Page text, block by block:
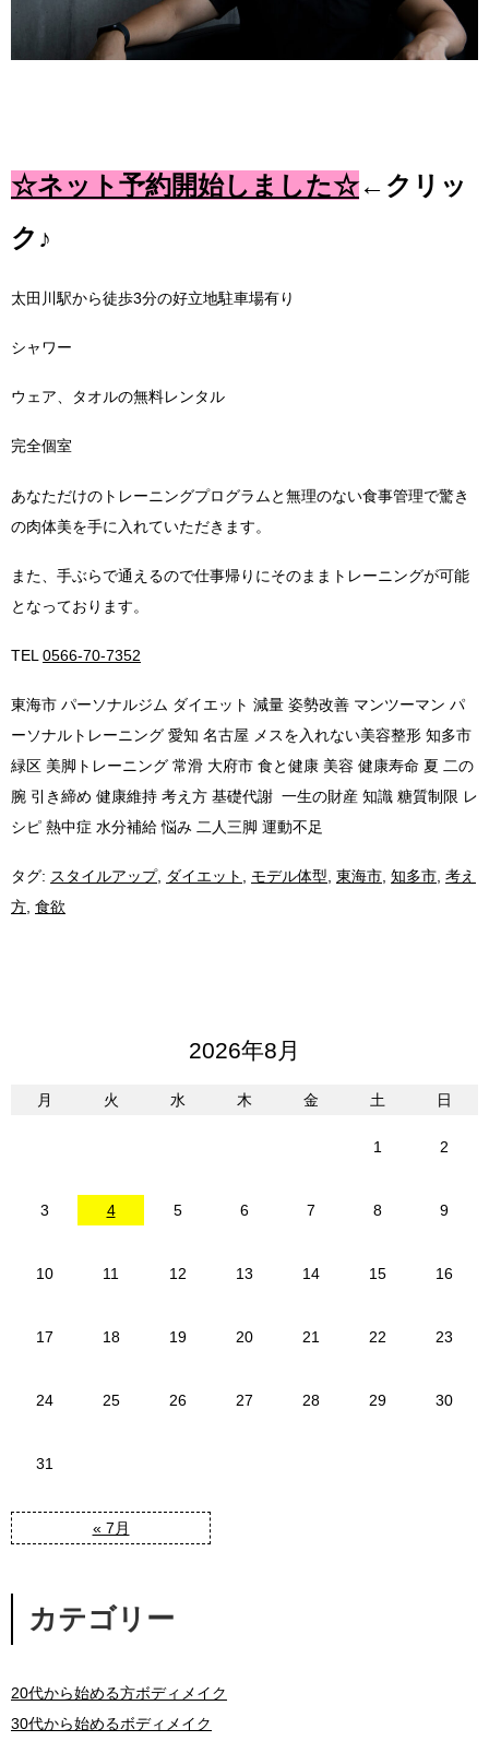
☆ネット予約開始しました☆←クリッ
ク♪
太田川駅から徒歩3分の好立地駐車場有り
シャワー
ウェア、タオルの無料レンタル
完全個室
あなただけのトレーニングプログラムと無理のない食事管理で驚き
の肉体美を手に入れていただきます。
また、手ぶらで通えるので仕事帰りにそのままトレーニングが可能
となっております。
TEL 0566-70-7352
東海市 パーソナルジム ダイエット 減量 姿勢改善 マンツーマン パ
ーソナルトレーニング 愛知 名古屋 メスを入れない美容整形 知多市
緑区 美脚トレーニング 常滑 大府市 食と健康 美容 健康寿命 夏 二の
腕 引き締め 健康維持 考え方 基礎代謝 一生の財産 知識 糖質制限 レ
シピ 熱中症 水分補給 悩み 二人三脚 運動不足
タグ: スタイルアップ, ダイエット モデル体型 東海市 知多市 考え
方 食欲
2026年8月
月 火 水 木 金 土 日
« 7月
1 2
3 4 5 6 7 8 9
10 11 12 13 14 15 16
17 18 19 20 21 22 23
24 25 26 27 28 29 30
31
カテゴリー
20代から始める方ボディメイク
30代から始めるボディメイク